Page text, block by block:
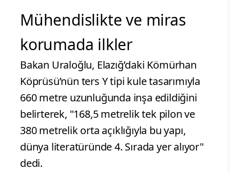
Mühendislikte ve miras
korumada ilkler
Bakan Uraloğlu, Elazığ’daki Kömürhan
Köprüsü’nün ters Y tipi kule tasarımıyla
660 metre uzunluğunda inşa edildiğini
belirterek, "168,5 metrelik tek pilon ve
380 metrelik orta açıklığıyla bu yapı,
dünya literatüründe 4. Sırada yer alıyor"
dedi.